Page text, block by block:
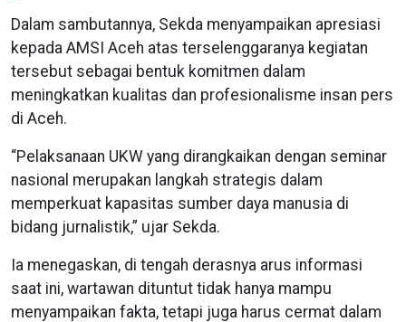
Dalam sambutannya, Sekda menyampaikan apresiasi
kepada AMSI Aceh atas terselenggaranya kegiatan
tersebut sebagai bentuk komitmen dalam
meningkatkan kualitas dan profesionalisme insan pers
di Aceh.
“Pelaksanaan UKW yang dirangkaikan dengan seminar
nasional merupakan langkah strategis dalam
memperkuat kapasitas sumber daya manusia di
bidang jurnalistik,” ujar Sekda.
Ia menegaskan, di tengah derasnya arus informasi
saat ini, wartawan dituntut tidak hanya mampu
menyampaikan fakta, tetapi juga harus cermat dalam